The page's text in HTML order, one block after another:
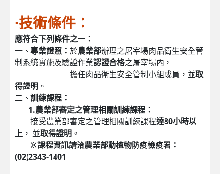
·技術條件：
應符合下列條件之一：
一、 專業證照： 於農業部辦理之屠宰場肉品衛生安全管
制系統實施及驗證作業認證合格之屠宰場內，
擔任肉品衛生安全管制小組成員，並取
得證明 。
二、 訓練課程：
1.農業部審定之管理相關訓練課程：
接受農業部審定之管理相關訓練課程達80小時以
上 ， 並取得證明 。
※課程資訊請洽農業部動植物防疫檢疫署：
(02)2343-1401